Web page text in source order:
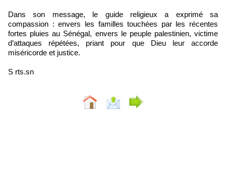
Dans son message, le guide religieux a exprimé sa
compassion : envers les familles touchées par les récentes
fortes pluies au Sénégal, envers le peuple palestinien, victime
d’attaques répétées, priant pour que Dieu leur accorde
miséricorde et justice.
S rts.sn